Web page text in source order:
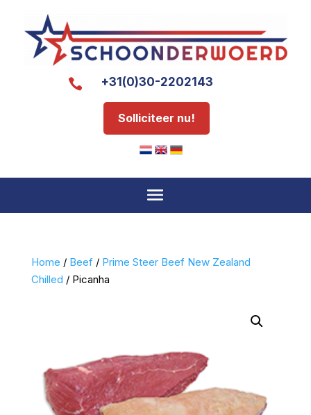
 +31(0)30-2202143
Solliciteer nu!
Home / Beef/ Prime Steer Beef New Zealand
Chilled / Picanha